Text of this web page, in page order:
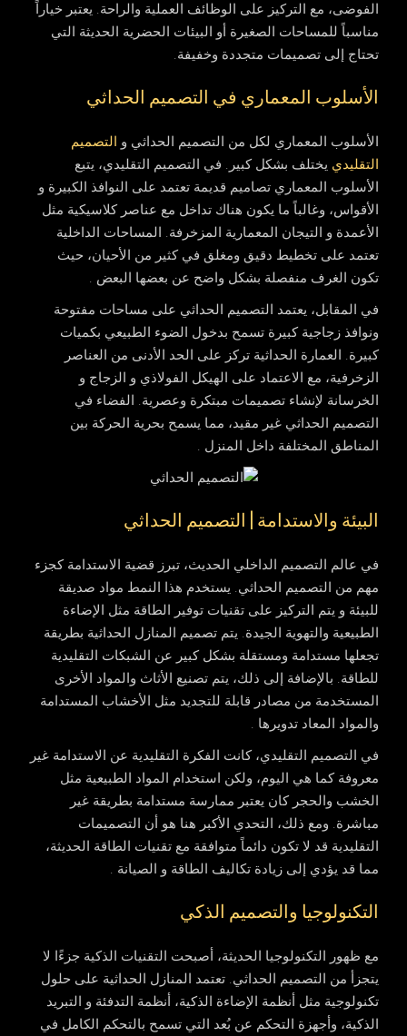
الفوضى، مع التركيز على الوظائف العملية والراحة. يعتبر خياراً
مناسباً للمساحات الصغيرة أو البيئات الحضرية الحديثة التي
تحتاج إلى تصميمات متجددة وخفيفة.
الأسلوب المعماري في التصميم الحداثي
الأسلوب المعماري لكل من التصميم الحداثي و التصميم
التقليدي يختلف بشكل كبير. في التصميم التقليدي، يتبع
الأسلوب المعماري تصاميم قديمة تعتمد على النوافذ الكبيرة و
الأقواس، وغالباً ما يكون هناك تداخل مع عناصر كلاسيكية مثل
الأعمدة و التيجان المعمارية المزخرفة. المساحات الداخلية
تعتمد على تخطيط دقيق ومغلق في كثير من الأحيان، حيث
تكون الغرف منفصلة بشكل واضح عن بعضها البعض .
في المقابل، يعتمد التصميم الحداثي على مساحات مفتوحة
ونوافذ زجاجية كبيرة تسمح بدخول الضوء الطبيعي بكميات
كبيرة. العمارة الحداثية تركز على الحد الأدنى من العناصر
الزخرفية، مع الاعتماد على الهيكل الفولاذي و الزجاج و
الخرسانة لإنشاء تصميمات مبتكرة وعصرية. الفضاء في
التصميم الحداثي غير مقيد، مما يسمح بحرية الحركة بين
المناطق المختلفة داخل المنزل .
البيئة والاستدامة | التصميم الحداثي
في عالم التصميم الداخلي الحديث، تبرز قضية الاستدامة كجزء
مهم من التصميم الحداثي. يستخدم هذا النمط مواد صديقة
للبيئة و يتم التركيز على تقنيات توفير الطاقة مثل الإضاءة
الطبيعية والتهوية الجيدة. يتم تصميم المنازل الحداثية بطريقة
تجعلها مستدامة ومستقلة بشكل كبير عن الشبكات التقليدية
للطاقة. بالإضافة إلى ذلك، يتم تصنيع الأثاث والمواد الأخرى
المستخدمة من مصادر قابلة للتجديد مثل الأخشاب المستدامة
والمواد المعاد تدويرها .
في التصميم التقليدي، كانت الفكرة التقليدية عن الاستدامة غير
معروفة كما هي اليوم، ولكن استخدام المواد الطبيعية مثل
الخشب والحجر كان يعتبر ممارسة مستدامة بطريقة غير
مباشرة. ومع ذلك، التحدي الأكبر هنا هو أن التصميمات
التقليدية قد لا تكون دائماً متوافقة مع تقنيات الطاقة الحديثة،
مما قد يؤدي إلى زيادة تكاليف الطاقة و الصيانة .
التكنولوجيا والتصميم الذكي
مع ظهور التكنولوجيا الحديثة، أصبحت التقنيات الذكية جزءًا لا
يتجزأ من التصميم الحداثي. تعتمد المنازل الحداثية على حلول
تكنولوجية مثل أنظمة الإضاءة الذكية، أنظمة التدفئة و التبريد
الذكية، وأجهزة التحكم عن بُعد التي تسمح بالتحكم الكامل في